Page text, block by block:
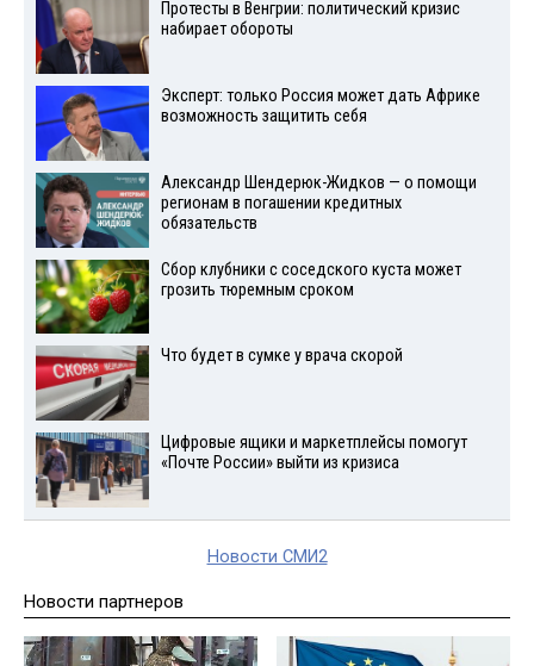
Протесты в Венгрии: политический кризис
набирает обороты
Эксперт: только Россия может дать Африке
возможность защитить себя
Александр Шендерюк-Жидков — о помощи
регионам в погашении кредитных
обязательств
Сбор клубники с соседского куста может
грозить тюремным сроком
Что будет в сумке у врача скорой
Цифровые ящики и маркетплейсы помогут
«Почте России» выйти из кризиса
Новости СМИ2
Новости партнеров